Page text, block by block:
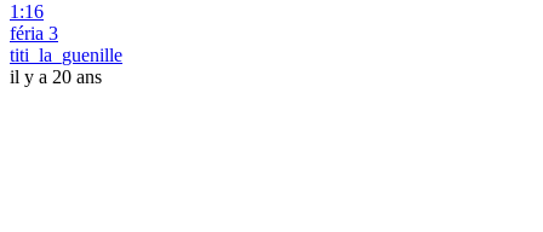
1:16
féria 3
titi_la_guenille
il y a 20 ans